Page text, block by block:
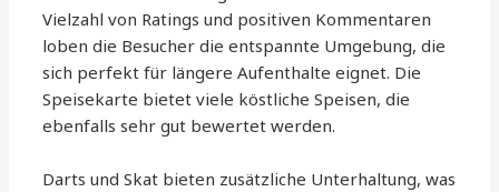
Vielzahl von Ratings und positiven Kommentaren
loben die Besucher die entspannte Umgebung, die
sich perfekt für längere Aufenthalte eignet. Die
Speisekarte bietet viele köstliche Speisen, die
ebenfalls sehr gut bewertet werden.
Darts und Skat bieten zusätzliche Unterhaltung, was